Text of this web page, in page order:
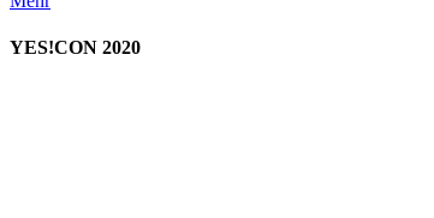
YES!CON 2020